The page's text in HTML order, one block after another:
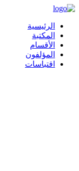
الرئيسية
المكتبة
الأقسام
المؤلفون
اقتباسات